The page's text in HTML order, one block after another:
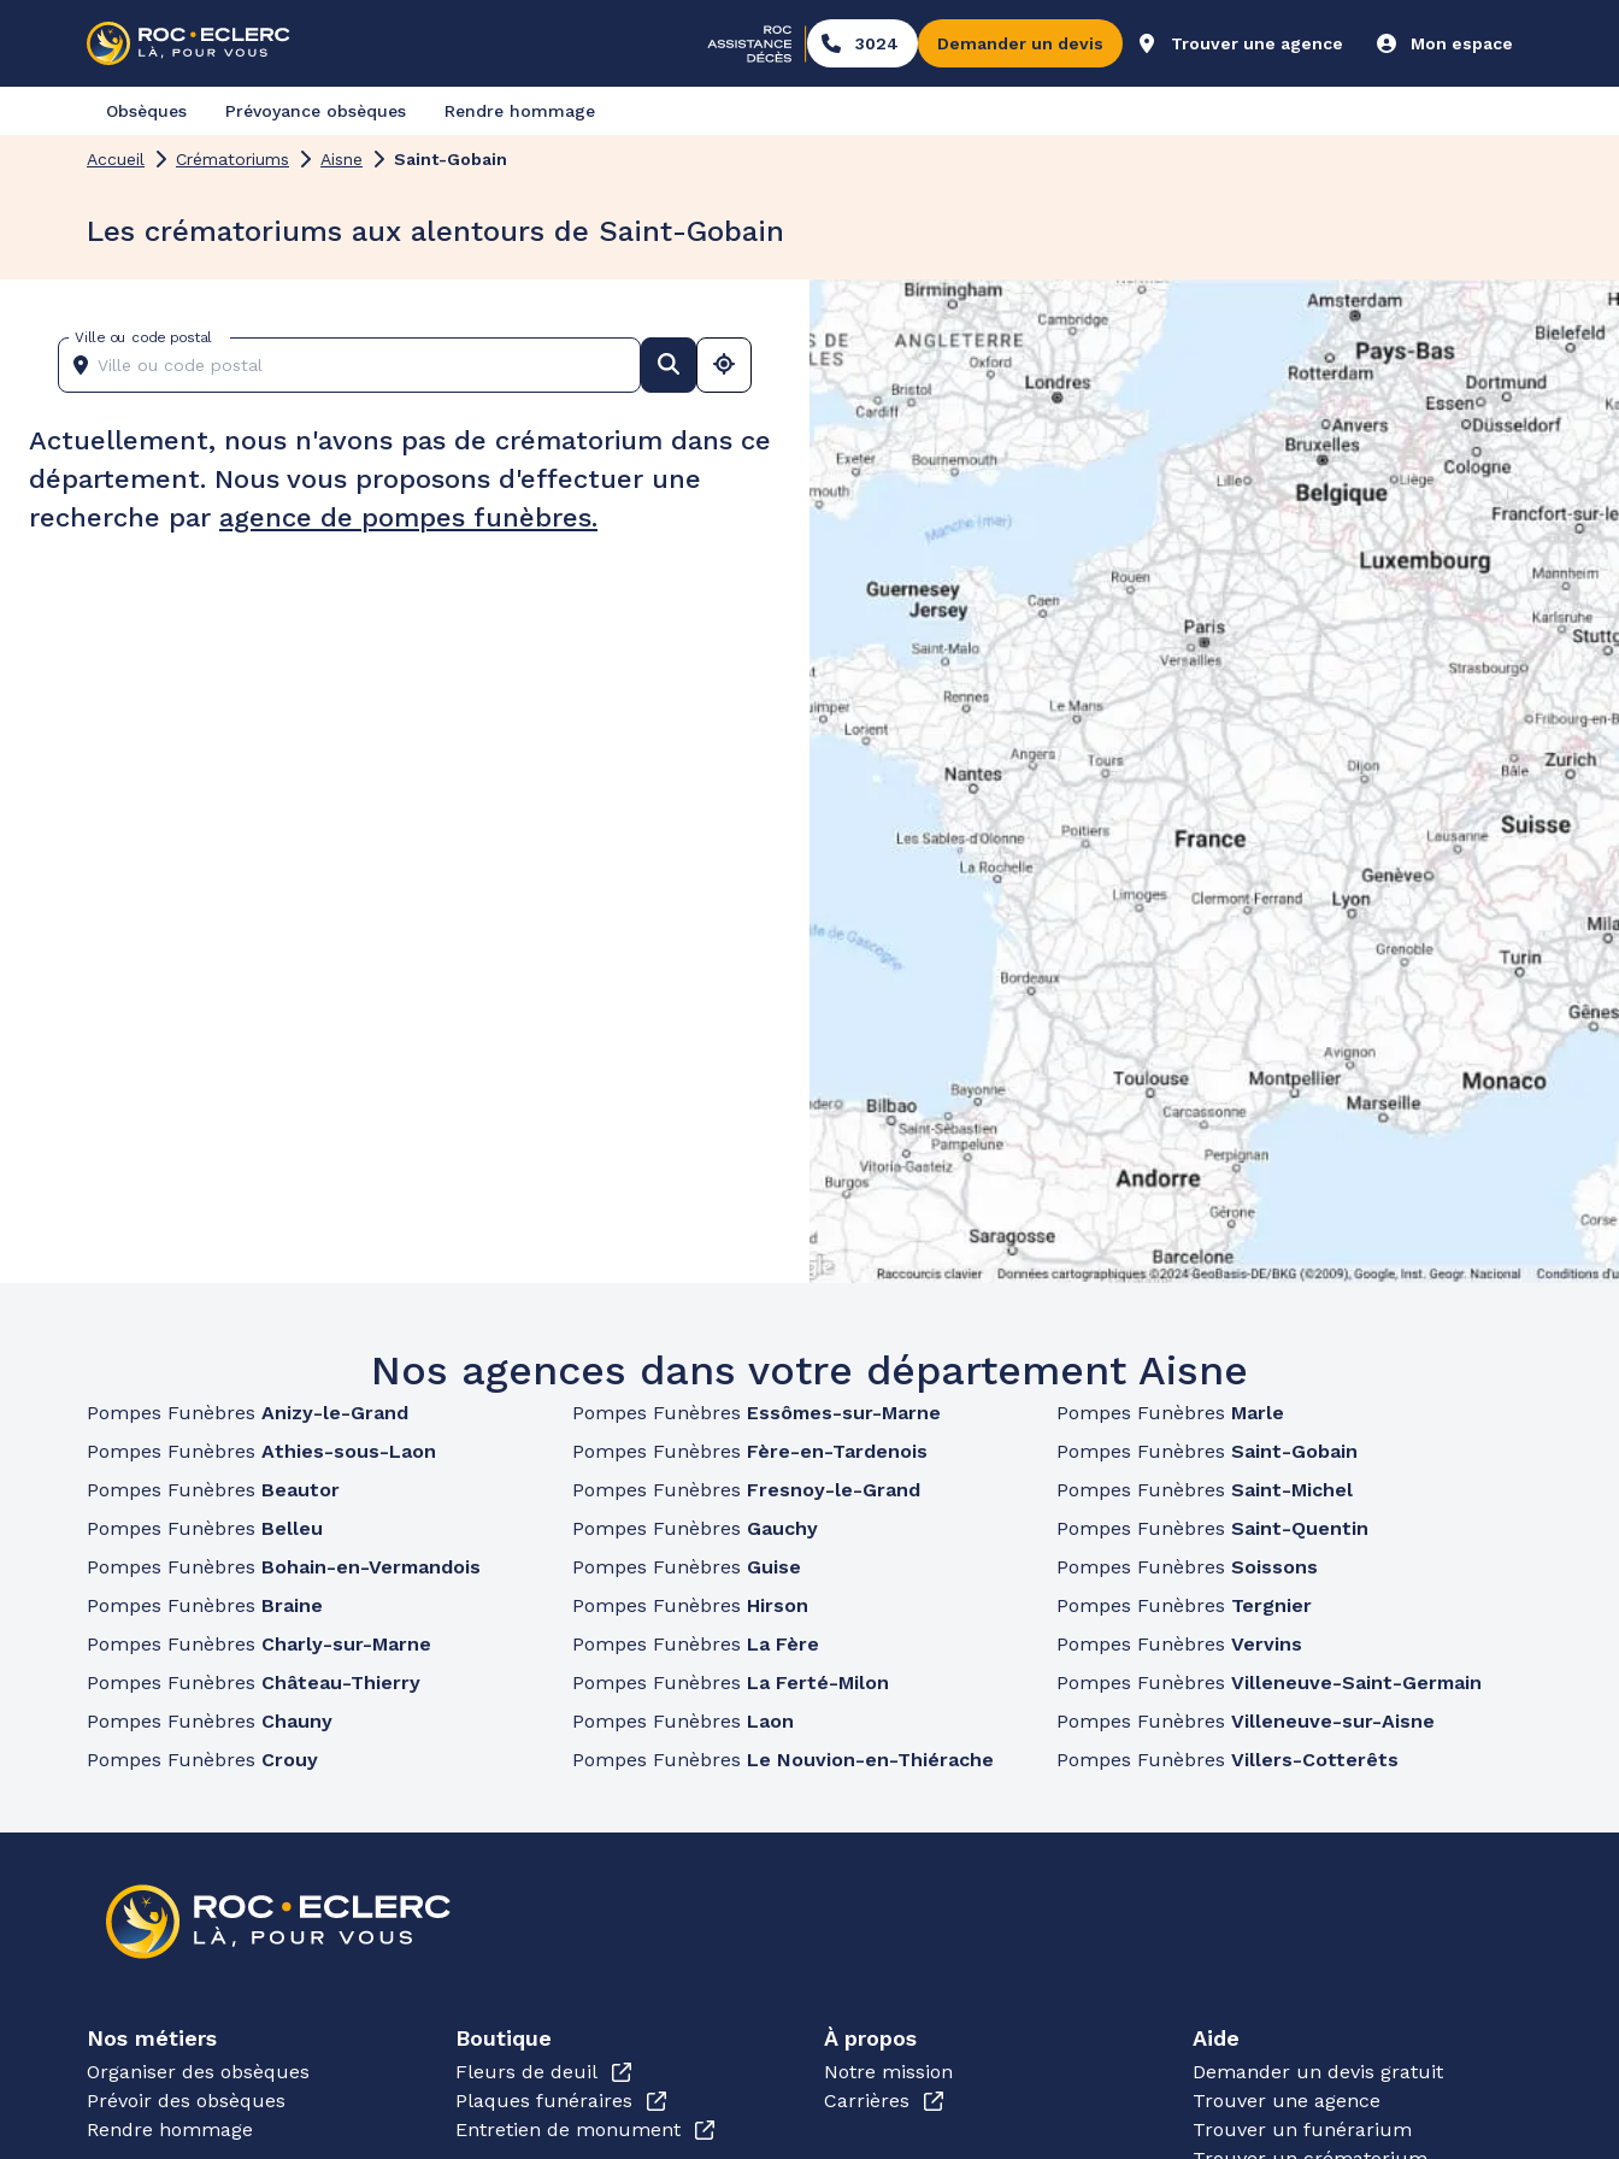
3024 Demander un devis Trouver une agence Mon espace
Obsèques Prévoyance obsèques Rendre hommage
Accueil Crématoriums Aisne Saint-Gobain
Les crématoriums aux alentours de Saint-Gobain
Ville ou code postal
Actuellement, nous n'avons pas de crématorium dans ce
département. Nous vous proposons d'effectuer une
recherche par agence de pompes funèbres.
Nos agences dans votre département Aisne
Pompes Funèbres Anizy-le-Grand
Pompes Funèbres Athies-sous-Laon
Pompes Funèbres Beautor
Pompes Funèbres Belleu
Pompes Funèbres Bohain-en-Vermandois
Pompes Funèbres Braine
Pompes Funèbres Charly-sur-Marne
Pompes Funèbres Château-Thierry
Pompes Funèbres Chauny
Pompes Funèbres Crouy
Pompes Funèbres Essômes-sur-Marne
Pompes Funèbres Fère-en-Tardenois
Pompes Funèbres Fresnoy-le-Grand
Pompes Funèbres Gauchy
Pompes Funèbres Guise
Pompes Funèbres Hirson
Pompes Funèbres La Fère
Pompes Funèbres La Ferté-Milon
Pompes Funèbres Laon
Pompes Funèbres Le Nouvion-en-Thiérache
Pompes Funèbres Marle
Pompes FunèbresSaint-Gobain
Pompes FunèbresSaint-Michel
Pompes FunèbresSaint-Quentin
Pompes FunèbresSoissons
Pompes Funèbres Tergnier
Pompes FunèbresVervins
Pompes FunèbresVilleneuve-Saint-Germain
Pompes FunèbresVilleneuve-sur-Aisne
Pompes FunèbresVillers-Cotterêts
Nos métiers
Organiser des obsèques
Prévoir des obsèques
Rendre hommage
Boutique
Fleurs de deuil
Plaques funéraires
Entretien de monument
À propos
Notre mission
Carrières
Aide
Demander un devis gratuit
Trouver une agence
Trouver un funérarium